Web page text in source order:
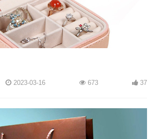
2023-03-16 673 37